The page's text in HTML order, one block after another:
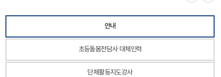
안내
초등돌봄전담사 대체인력
단체활동지도강사